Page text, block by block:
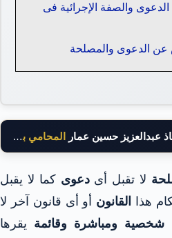
والصفة الإجرائية فى
الدعوى والمصلحة
عبدالعزيز حسين عمار المحامي بالنقض
لا تقبل أىدعوى كما لا يقبل
هذا القانون أو أى قانون آخر لا
ومباشرة وقائمة يقرها